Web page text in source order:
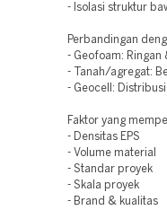
- Isolasi struktur
Perbandingan
- Geofoam: Ringan
- Tanah/agregat:
- Geocell:
Faktor yang
- Densitas EPS
- Volume material
- Standar proyek
- Skala proyek
- Brand & kualitas